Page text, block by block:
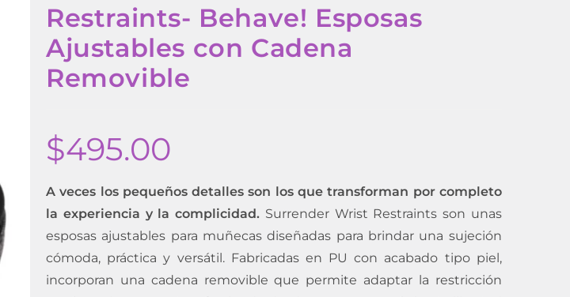
Restraints- Behave! Esposas
Ajustables con Cadena
Removible
$495.00
A veces los pequeños detalles son los que transforman por completo
la experiencia y la complicidad. Surrender Wrist Restraints son unas
esposas ajustables para muñecas diseñadas para brindar una sujeción
cómoda, práctica y versátil. Fabricadas en PU con acabado tipo piel,
incorporan una cadena removible que permite adaptar la restricción